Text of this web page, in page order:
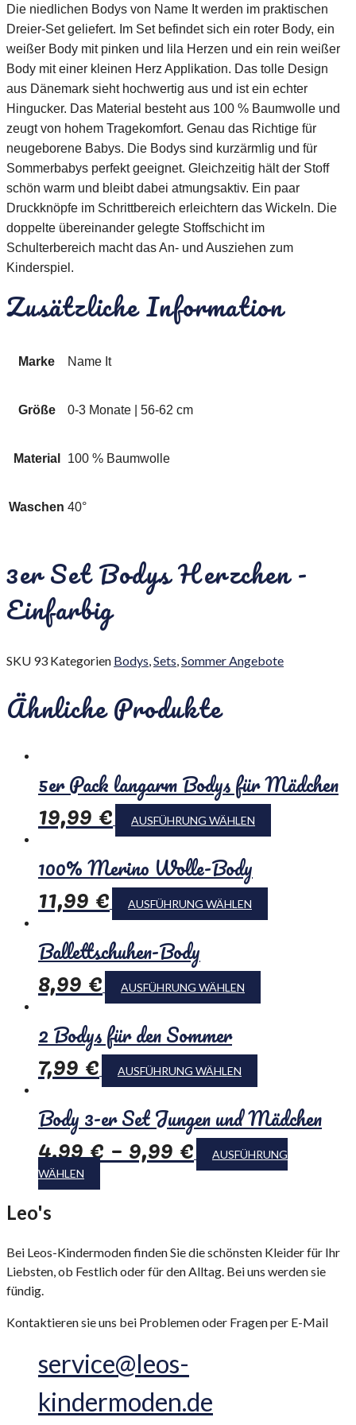
Die niedlichen Bodys von Name It werden im praktischen
Dreier-Set geliefert. Im Set befindet sich ein roter Body, ein
weißer Body mit pinken und lila Herzen und ein rein weißer
Body mit einer kleinen Herz Applikation. Das tolle Design
aus Dänemark sieht hochwertig aus und ist ein echter
Hingucker. Das Material besteht aus 100 % Baumwolle und
zeugt von hohem Tragekomfort. Genau das Richtige für
neugeborene Babys. Die Bodys sind kurzärmlig und für
Sommerbabys perfekt geeignet. Gleichzeitig hält der Stoff
schön warm und bleibt dabei atmungsaktiv. Ein paar
Druckknöpfe im Schrittbereich erleichtern das Wickeln. Die
doppelte übereinander gelegte Stoffschicht im
Schulterbereich macht das An- und Ausziehen zum
Kinderspiel.
Zusätzliche Information
Marke Name It
Größe 0-3 Monate | 56-62 cm
Material 100 % Baumwolle
Waschen 40°
3er Set Bodys Herzchen -
Einfarbig
SKU 93 Kategorien Bodys,Sets,Sommer Angebote
Ähnliche Produkte
5er Pack langarm Bodys für Mädchen
19,99€ AUSFÜHRUNG WÄHLEN
100% Merino Wolle-Body
11,99€ AUSFÜHRUNG WÄHLEN
Ballettschuhen-Body
8,99€ AUSFÜHRUNG WÄHLEN
2 Bodys für den Sommer
7,99€ AUSFÜHRUNG WÄHLEN
Body 3-er Set Jungen und Mädchen
4,99€–9,99€
AUSFÜHRUNG
WÄHLEN
Leo's
Bei Leos-Kindermoden finden Sie die schönsten Kleider für Ihr
Liebsten, ob Festlich oder für den Alltag. Bei uns werden sie
fündig.
Kontaktieren sie uns bei Problemen oder Fragen per E-Mail
service@leos-
kindermoden.de